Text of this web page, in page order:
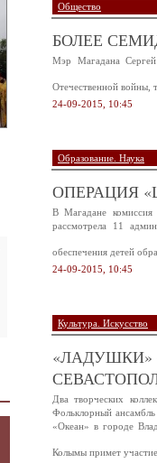
Общество
БОЛЕЕ
Мэр Магадана
Отечественной войны,
24-09-2015, 10:45
Образование. Наука
ОПЕРАЦИЯ
В Магадане комиссия
рассмотрела 11
обеспечения детей
24-09-2015, 10:45
Культура. Искусство
«ЛАДУШКИ»
Два творческих
Фольклорный
«Океан» в городе
Колымы примет